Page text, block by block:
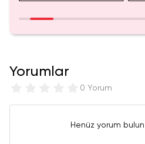
Yorumlar
0 Yorum
Henüz yorum